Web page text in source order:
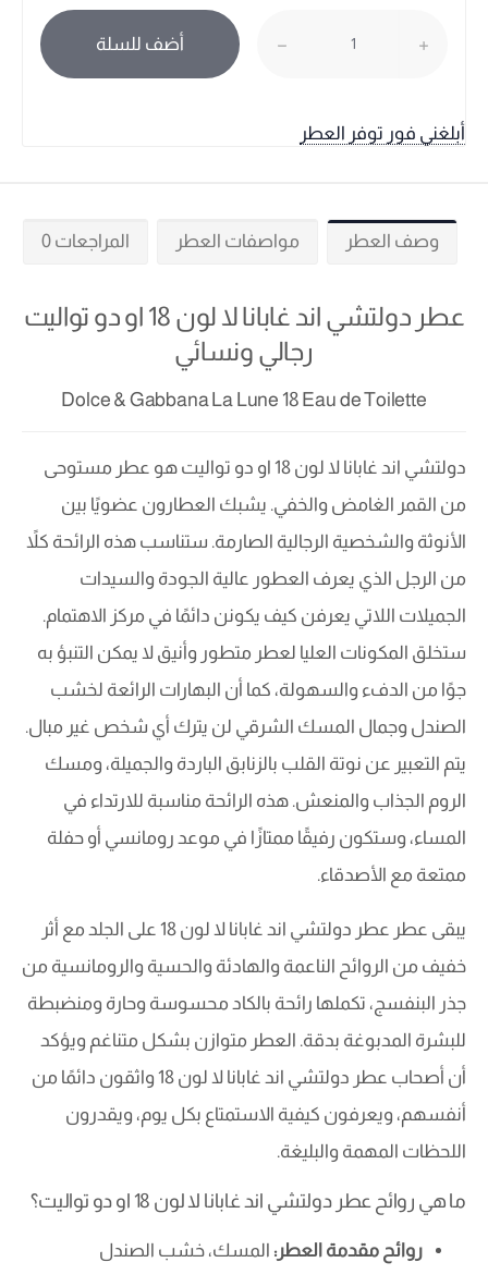
أضف للسلة
أبلغني فور توفر العطر
وصف العطر مواصفات العطر المراجعات 0
عطر دولتشي اند غابانا لا لون 18 او دو تواليت
رجالي ونسائي
Dolce & Gabbana La Lune 18 Eau de Toilette
دولتشي اند غابانا لا لون 18 او دو تواليت هو عطر مستوحى
من القمر الغامض والخفي. يشبك العطارون عضويًا بين
الأنوثة والشخصية الرجالية الصارمة. ستناسب هذه الرائحة كلاً
من الرجل الذي يعرف العطور عالية الجودة والسيدات
الجميلات اللاتي يعرفن كيف يكونن دائمًا في مركز الاهتمام.
ستخلق المكونات العليا لعطر متطور وأنيق لا يمكن التنبؤ به
جوًا من الدفء والسهولة، كما أن البهارات الرائعة لخشب
الصندل وجمال المسك الشرقي لن يترك أي شخص غير مبال.
يتم التعبير عن نوتة القلب بالزنابق الباردة والجميلة، ومسك
الروم الجذاب والمنعش. هذه الرائحة مناسبة للارتداء في
المساء، وستكون رفيقًا ممتازًا في موعد رومانسي أو حفلة
ممتعة مع الأصدقاء.
يبقى عطر عطر دولتشي اند غابانا لا لون 18 على الجلد مع أثر
خفيف من الروائح الناعمة والهادئة والحسية والرومانسية من
جذر البنفسج، تكملها رائحة بالكاد محسوسة وحارة ومنضبطة
للبشرة المدبوغة بدقة. العطر متوازن بشكل متناغم ويؤكد
أن أصحاب عطر دولتشي اند غابانا لا لون 18 واثقون دائمًا من
أنفسهم، ويعرفون كيفية الاستمتاع بكل يوم، ويقدرون
اللحظات المهمة والبليغة.
ما هي روائح عطر دولتشي اند غابانا لا لون 18 او دو تواليت؟
روائح مقدمة العطر: المسك، خشب الصندل